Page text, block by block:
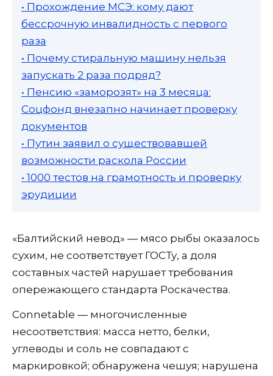
• Прохождение МСЭ: кому дают
бессрочную инвалидность с первого
раза
• Почему стиральную машину нельзя
запускать 2 раза подряд?
• Пенсию «заморозят» на 3 месяца:
Соцфонд внезапно начинает проверку
документов
• Путин заявил о существовавшей
возможности раскола России
• 1000 тестов на грамотность и проверку
эрудиции
«Балтийский невод» — мясо рыбы оказалось
сухим, не соответствует ГОСТу, а доля
составных частей нарушает требования
опережающего стандарта Роскачества.
Connetable — многочисленные
несоответствия: масса нетто, белки,
углеводы и соль не совпадают с
маркировкой; обнаружена чешуя; нарушена